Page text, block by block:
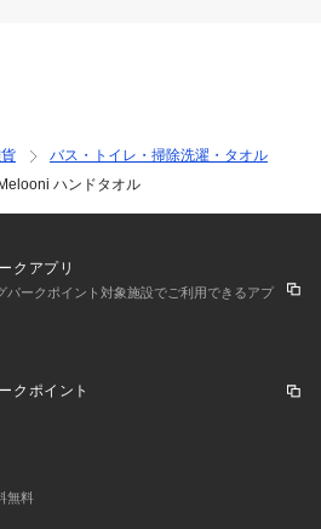
バス・トイレ・掃除洗濯・タオル
Melooni ハンドタオル
クアプリ
パークポイント対象施設でご利用できるアプ
クポイント
無料